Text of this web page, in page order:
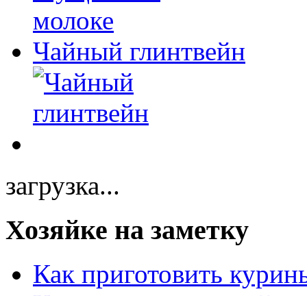
Чайный глинтвейн
загрузка...
Хозяйке на заметку
Как приготовить